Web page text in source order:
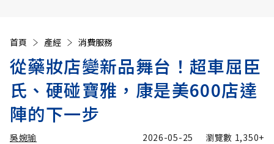
首頁 產經 消費服務
從藥妝店變新品舞台！超車屈臣
氏、硬碰寶雅，康是美600店達
陣的下一步
吳婉瑜 2026-05-25 瀏覽數 1,350+